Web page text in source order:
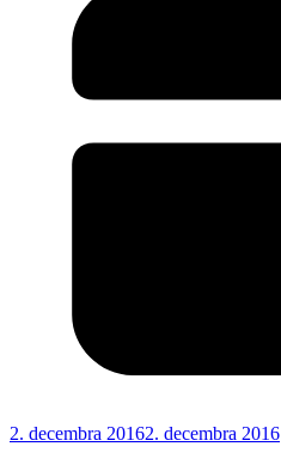
2. decembra 20162. decembra 2016